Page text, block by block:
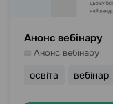
Анонс вебінару
Анонс вебінару
освіта вебінар